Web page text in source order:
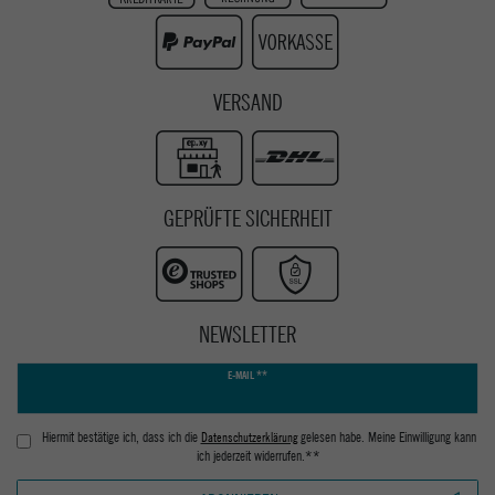
Youtube
VERSAND
GEPRÜFTE SICHERHEIT
NEWSLETTER
E-MAIL **
Hiermit bestätige ich, dass ich die Daten­schutz­erklärunggelesen habe. Meine Einwilligung kann
ich jederzeit widerrufen.**